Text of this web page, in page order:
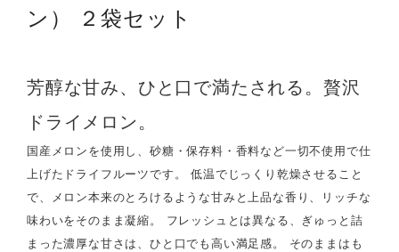
ン） ２袋セット
芳醇な甘み、ひと口で満たされる。贅沢
ドライメロン。
国産メロンを使用し、砂糖・保存料・香料など一切不使用で仕
上げたドライフルーツです。 低温でじっくり乾燥させること
で、メロン本来のとろけるような甘みと上品な香り、リッチな
味わいをそのまま凝縮。 フレッシュとは異なる、ぎゅっと詰
まった濃厚な甘さは、ひと口でも高い満足感。 そのままはも